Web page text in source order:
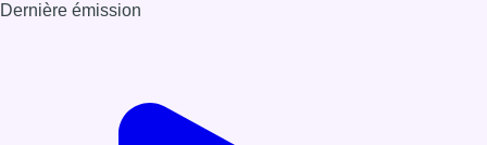
Dernière émission